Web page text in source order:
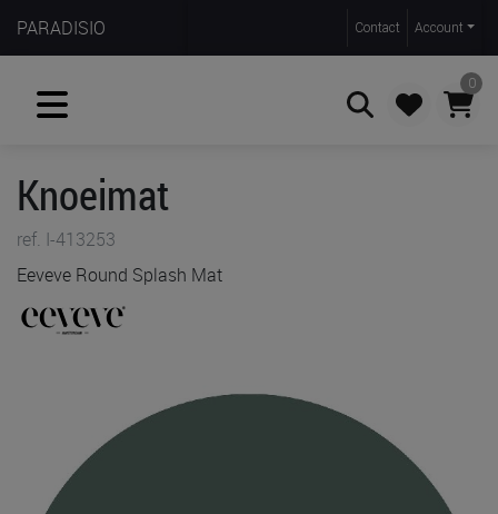
PARADISIO Contact Account
0
Knoeimat
ref. I-413253
Eeveve Round Splash Mat